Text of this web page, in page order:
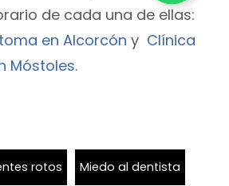
de cada una de ellas:
en Alcorcón y Clínica
Móstoles.
rotos Miedo al dentista